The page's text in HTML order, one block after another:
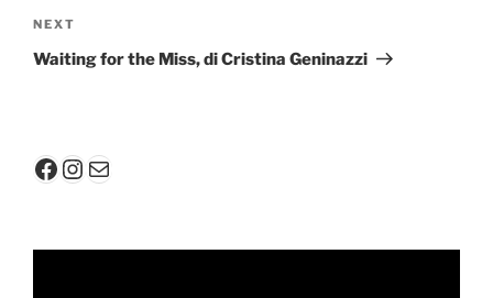
Next
Post
NEXT
Waiting for the Miss, di Cristina Geninazzi
Facebook
Instagram
Mail